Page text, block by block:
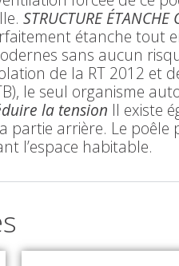
STRUCTURE ÉTANCHE
étanche tout
sans aucun
de la RT 2012 et
le seul organisme
la tension Il existe
partie arrière. Le
l’espace habitable.